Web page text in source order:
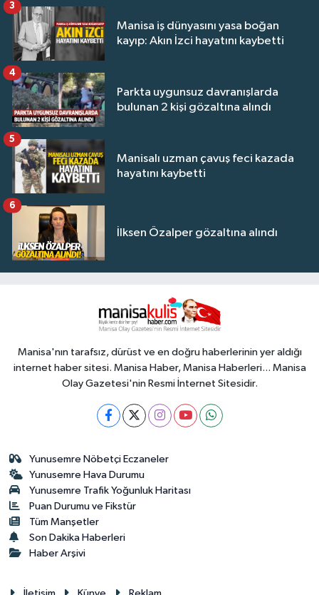
Manisa iş dünyasını yasa boğan
kayıp: Akın İzci hayatını kaybetti
3
Parkta uygunsuz davranışlarda
bulunan 2 kişi gözaltına alındı
4
Manisalı uzman çavuş feci kazada
hayatını kaybetti
5
İlksen Özalper gözaltına alındı
6
Manisa'nın tarafsız, dürüst ve en doğru haberlerinin yer aldığı
internet haber sitesi. Manisa Haber, Manisa Haberleri... Manisa
Olay Gazetesi'nin Resmi İnternet Sitesidir.
Yunusemre Nöbetçi Eczaneler
Yunusemre Hava Durumu
Yunusemre Trafik Yoğunluk Haritası
Puan Durumu ve Fikstür
Tüm Manşetler
Son Dakika Haberleri
Haber Arşivi